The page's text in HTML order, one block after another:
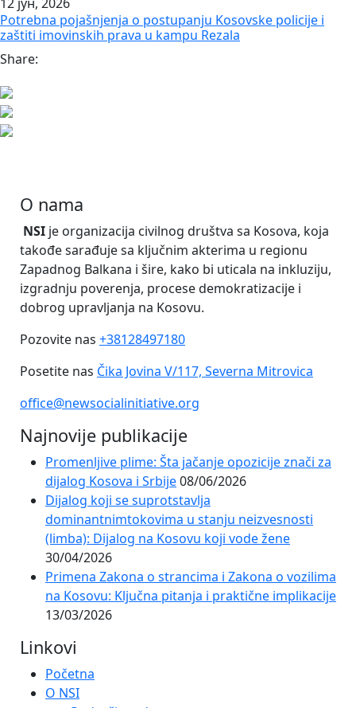
12 јун, 2026
Potrebna pojašnjenja o postupanju Kosovske policije i
zaštiti imovinskih prava u kampu Rezala
Share:
O nama
NSI je organizacija civilnog društva sa Kosova, koja
takođe sarađuje sa ključnim akterima u regionu
Zapadnog Balkana i šire, kako bi uticala na inkluziju,
izgradnju poverenja, procese demokratizacije i
dobrog upravljanja na Kosovu.
Pozovite nas +38128497180
Posetite nas Čika Jovina V/117, Severna Mitrovica
office@newsocialinitiative.org
Najnovije publikacije
Promenljive plime: Šta jačanje opozicije znači za
dijalog Kosova i Srbije08/06/2026
Dijalog koji se suprotstavlja
dominantnimtokovima u stanju neizvesnosti
(limba): Dijalog na Kosovu koji vode žene
30/04/2026
Primena Zakona o strancima i Zakona o vozilima
na Kosovu: Ključna pitanja i praktične implikacije
13/03/2026
Linkovi
Početna
O NSI